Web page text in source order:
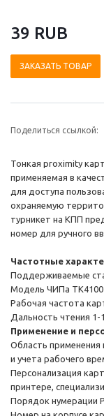
39 RUB
ЗАКАЗАТЬ ТОВАР
Поделиться ссылкой:
Тонкая proximity
применяемая в
для доступа
охраняемую
турникет на КПП
номер для ручного
Частотные
Поддерживаемые
Модель ЧИПа TK4100
Рабочая частота
Дальность чтения 1-
Применение и
Область
и учета рабочего
Персонализация
принтере,
Порядок нумерации